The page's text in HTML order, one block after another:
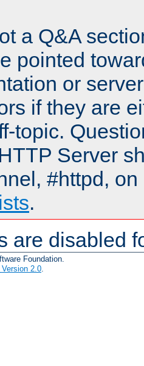
a Q&A
pointed
or
if they are
topic.
Server
#httpd,
.
are disabled
Foundation.
2.0